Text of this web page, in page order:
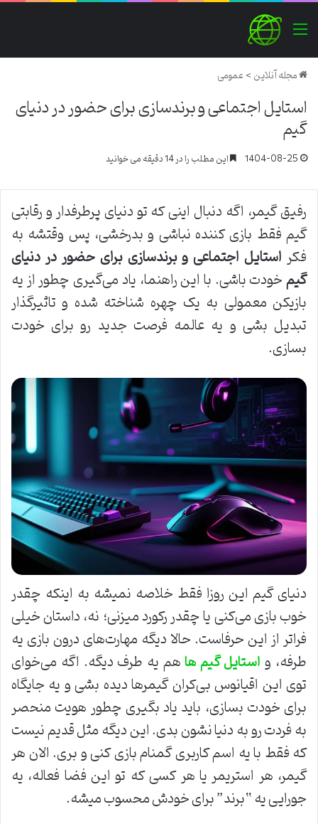
منو
مجله آنلاین>عمومی
استایل اجتماعی و برندسازی برای حضور در دنیای
گیم
1404-08-25 این مطلب را در 14 دقیقه می خوانید
رفیق گیمر، اگه دنبال اینی که تو دنیای پرطرفدار و رقابتی
گیم فقط بازی کننده نباشی و بدرخشی، پس وقتشه به
فکر استایل اجتماعی و برندسازی برای حضور در دنیای
گیمخودت باشی. با این راهنما، یاد می‌گیری چطور از یه
بازیکن معمولی به یک چهره شناخته شده و تاثیرگذار
تبدیل بشی و یه عالمه فرصت جدید رو برای خودت
بسازی.
دنیای گیم این روزا فقط خلاصه نمیشه به اینکه چقدر
خوب بازی می‌کنی یا چقدر رکورد میزنی؛ نه، داستان خیلی
فراتر از این حرفاست. حالا دیگه مهارت‌های درون بازی یه
طرفه، واستایل گیم هاهم یه طرف دیگه. اگه می‌خوای
توی این اقیانوس بی‌کران گیمرها دیده بشی و یه جایگاه
برای خودت بسازی، باید یاد بگیری چطور هویت منحصر
به فردت رو به دنیا نشون بدی. این دیگه مثل قدیم نیست
که فقط با یه اسم کاربری گمنام بازی کنی و بری. الان هر
گیمر، هر استریمر یا هر کسی که تو این فضا فعاله، یه
جورایی یه “برند” برای خودش محسوب میشه.